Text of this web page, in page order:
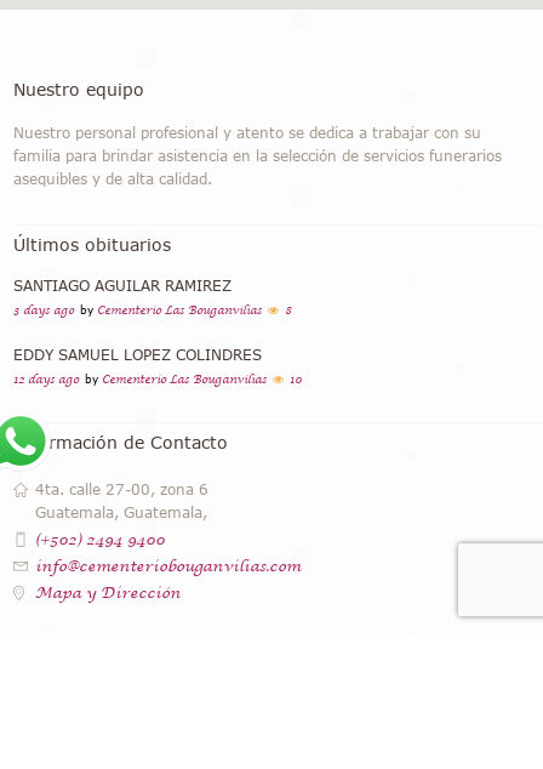
Nuestro equipo
Nuestro personal profesional y atento se dedica a trabajar con su
familia para brindar asistencia en la selección de servicios funerarios
asequibles y de alta calidad.
Últimos obituarios
SANTIAGO AGUILAR RAMIREZ
3 days ago by Cementerio Las Bouganvilias 8
EDDY SAMUEL LOPEZ COLINDRES
12 days ago by Cementerio Las Bouganvilias 10
Información de Contacto
4ta. calle 27-00, zona 6
Guatemala, Guatemala,
(+502) 2494 9400
info@cementeriobouganvilias.com
Mapa y Dirección